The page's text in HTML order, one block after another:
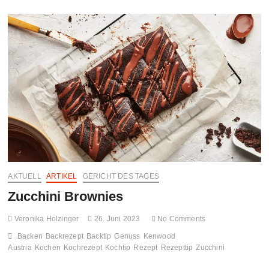
Kenwood
AKTUELL ARTIKEL GERICHT DES TAGES
Zucchini Brownies
Veronika Holzinger 26. Juni 2023 No Comments
Backen Backrezept Backtip Genuss Kenwood
Austria Kochen Kochrezept Kochtip Rezept Rezepttip Zucchini